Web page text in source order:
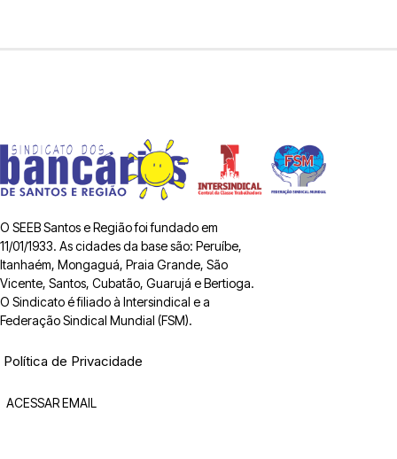
O SEEB Santos e Região foi fundado em
11/01/1933. As cidades da base são: Peruíbe,
Itanhaém, Mongaguá, Praia Grande, São
Vicente, Santos, Cubatão, Guarujá e Bertioga.
O Sindicato é filiado à Intersindical e a
Federação Sindical Mundial (FSM).
Política de Privacidade
ACESSAR EMAIL